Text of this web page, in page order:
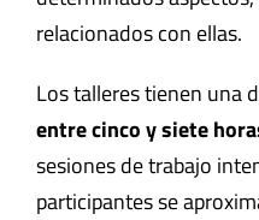
relacionados con ellas.
Los talleres tienen una
entre cinco y siete
sesiones de trabajo
participantes se